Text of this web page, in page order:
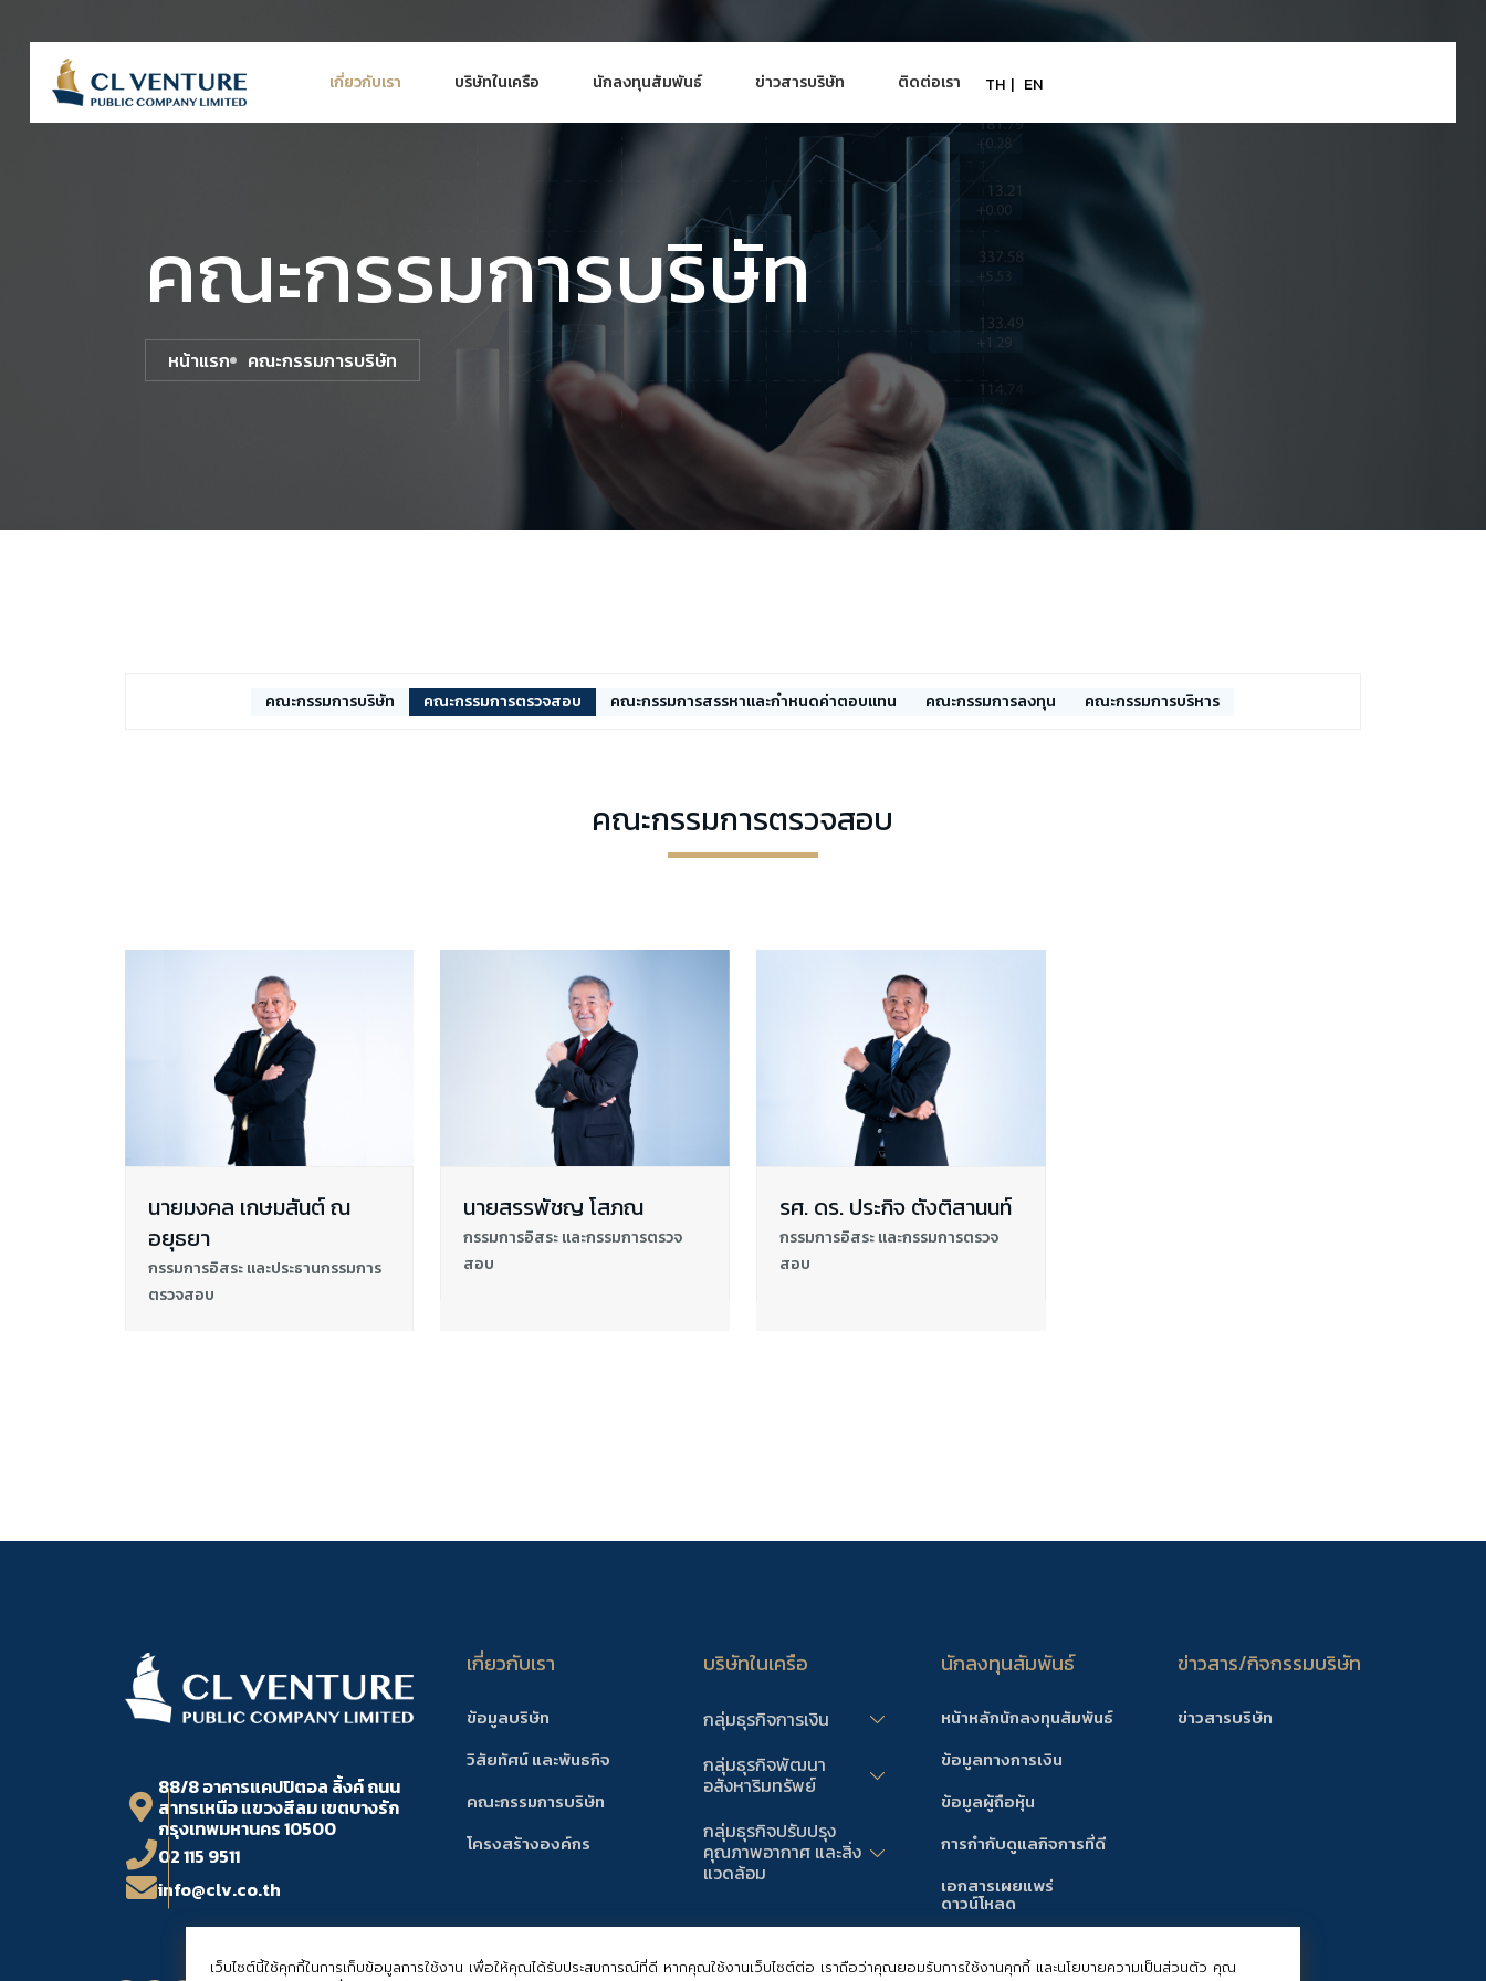
เกี่ยวกับเรา บริษัทในเครือ นักลงทุนสัมพันธ์ ข่าวสารบริษัท ติดต่อเรา TH EN
คณะกรรมการบริษัท
หน้าแรก คณะกรรมการบริษัท
คณะกรรมการบริษัท คณะกรรมการตรวจสอบ คณะกรรมการสรรหาและกำหนดค่าตอบแทน คณะกรรมการลงทุน คณะกรรมการบริหาร
คณะกรรมการตรวจสอบ
นายมงคล เกษมสันต์ ณ
อยุธยา
กรรมการอิสระ และประธานกรรมการ
ตรวจสอบ
นายสรรพัชญ โสภณ
กรรมการอิสระ และกรรมการตรวจ
สอบ
รศ. ดร. ประกิจ ตังติสานนท์
กรรมการอิสระ และกรรมการตรวจ
สอบ
เว็บไซต์นี้ใช้คุกกี้ในการเก็บข้อมูลการใช้งาน เพื่อให้คุณได้รับประสบการณ์ที่ดี หากคุณใช้งานเว็บไซต์ต่อ เราถือว่าคุณยอมรับการใช้งานคุกกี้ และนโยบายความเป็นส่วนตัว คุณ
88/8 อาคารแคปปิตอล ลิ้งค์ ถนน
สาทรเหนือ แขวงสีลม เขตบางรัก
กรุงเทพมหานคร 10500
02 115 9511
info@clv.co.th
เกี่ยวกับเรา
ข้อมูลบริษัท
วิสัยทัศน์ และพันธกิจ
คณะกรรมการบริษัท
โครงสร้างองค์กร
บริษัทในเครือ
กลุ่มธุรกิจการเงิน
กลุ่มธุรกิจพัฒนา
อสังหาริมทรัพย์
กลุ่มธุรกิจปรับปรุง
คุณภาพอากาศ และสิ่ง
แวดล้อม
นักลงทุนสัมพันธ์
หน้าหลักนักลงทุนสัมพันธ์
ข้อมูลทางการเงิน
ข้อมูลผู้ถือหุ้น
การกำกับดูแลกิจการที่ดี
เอกสารเผยแพร่
ดาวน์โหลด
ข่าวสาร/กิจกรรมบริษัท
ข่าวสารบริษัท